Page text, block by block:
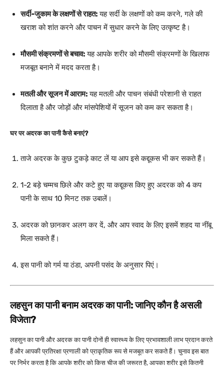
सर्दी-जुकाम के लक्षणों से राहत:यह सर्दी के लक्षणों को कम करने, गले की
खराश को शांत करने और पाचन में सुधार करने के लिए उत्कृष्ट है।
मौसमी संक्रमणों से बचाव:यह आपके शरीर को मौसमी संक्रमणों के खिलाफ
मजबूत बनाने में मदद करता है।
मतली और सूजन में आराम:यह मतली और पाचन संबंधी परेशानी से राहत
दिलाता है और जोड़ों और मांसपेशियों में सूजन को कम कर सकता है।
घर पर अदरक का पानी कैसे बनाएं?
ताजे अदरक के कुछ टुकड़े काट लें या आप इसे कद्दूकस भी कर सकते हैं।
1-2 बड़े चम्मच छिले और कटे हुए या कद्दूकस किए हुए अदरक को 4 कप
पानी के साथ 10 मिनट तक उबालें।
अदरक को छानकर अलग कर दें, और आप स्वाद के लिए इसमें शहद या नींबू
मिला सकते हैं।
इस पानी को गर्म या ठंडा, अपनी पसंद के अनुसार पिएं।
लहसुन का पानी बनाम अदरक का पानी: जानिए कौन है असली
विजेता?
लहसुन का पानी और अदरक का पानी दोनों ही स्वास्थ्य के लिए प्रभावशाली लाभ प्रदान करते
हैं और आपकी प्रतिरक्षा प्रणाली को प्राकृतिक रूप से मजबूत कर सकते हैं। चुनाव इस बात
पर निर्भर करता है कि आपके शरीर को किस चीज की जरूरत है, आपका शरीर इसे कितनी